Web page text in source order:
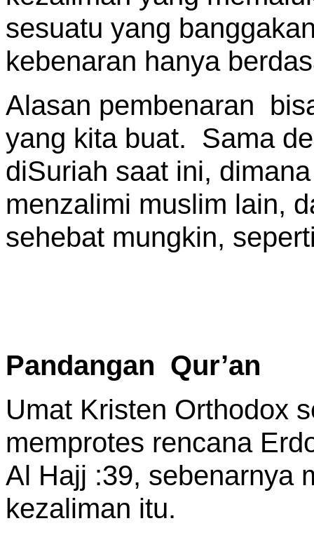
sesuatu yang
kebenaran hanya
Alasan pembenaran
yang kita buat. Sama
diSuriah saat ini,
menzalimi muslim lain,
sehebat mungkin,
Pandangan Qur’an
Umat Kristen Orthodox
memprotes rencana
Al Hajj :39, sebenarnya
kezaliman itu.